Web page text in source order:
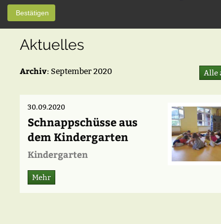
Bestätigen
Aktuelles
Archiv: September 2020 Alle
30.09.2020
Schnappschüsse aus
dem Kindergarten
Kindergarten
Mehr